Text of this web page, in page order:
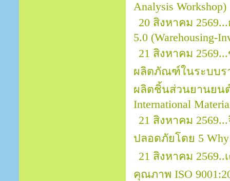
Analysis Workshop)
20 สิงหาคม
5.0 (Warehousing-
21 สิงหาคม
ผลิตภัณฑ์ในระบบร
ผลิตชิ้นส่วนยานยนต์
International
21 สิงหาคม
ปลอดภัยโดย 5 Why
21 สิงหาคม
คุณภาพ ISO